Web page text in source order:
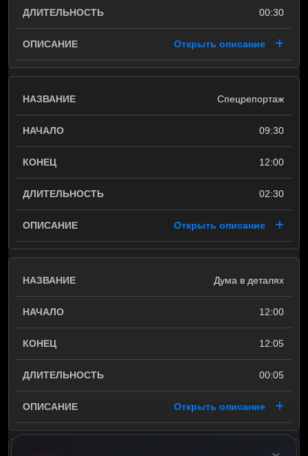
00:30
Открыть описание
Спецрепортаж
09:30
12:00
02:30
Открыть описание
Дума в деталях
12:00
12:05
00:05
Открыть описание